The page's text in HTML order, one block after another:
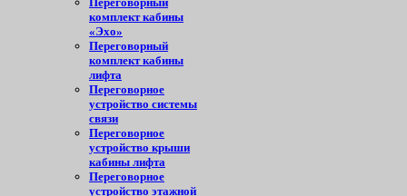
комплект кабины
«Эхо»
Переговорный
комплект кабины
лифта
Переговорное
устройство системы
связи
Переговорное
устройство крыши
кабины лифта
Переговорное
устройство этажной